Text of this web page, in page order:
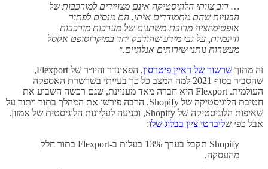
… רוב צוותי הלוגיסטיקה אינם מצויידים למורכבות של
הבעיות שהם מתמודדים איתן. הם מנסים לפתור
אופטימיזציה מרובת-משתנים של מערכות מורכבות
ודינמיות, על גבי מידע שהודבק יחד במיקרוסופט אקסל
מעשרות נותני שירותים אנלוגיים.״
זה מתוך שרשור של ראיין פיטרסון
, הפאונדר והיו״ר של Flexport,
שהסביר בסוף 2021 למה המצב כל כך בעייתי בשרשרת האספקה
העולמית. Flexport היא חברה מאד מעניינת, שגם רכשה השבוע את
חטיבת הלוגיסטיקה של Shopify. הרבה פירשו את המהלך בתור ויתור על
שאיפות הלוגיסטיקה של Shopify, וכניעה לעליונות הלוגיסטית של אמזון.
אבל כפי שליברטי ציין בבלוג שלו:
Shopify תקבל בערך 13% בעלות ב-Flexport בתור חלק
מהעסקה.